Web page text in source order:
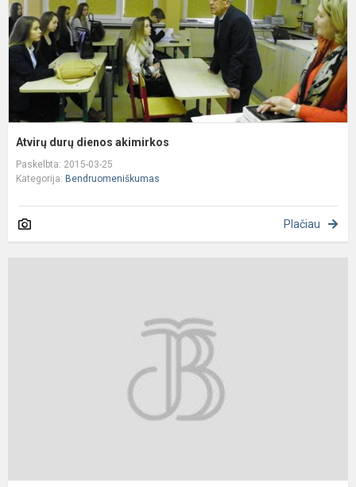
Atvirų durų dienos akimirkos
Paskelbta: 2015-03-25
Kategorija: Bendruomeniškumas
Plačiau